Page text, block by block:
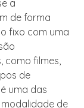
a
de forma
fixo com uma
como filmes,
de
uma das
de